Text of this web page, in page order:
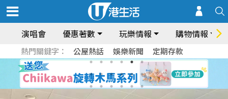
演唱會 優惠著數 玩樂情報 購物情報
熱門關鍵字： 公屋熱話 娛樂新聞 定期存款